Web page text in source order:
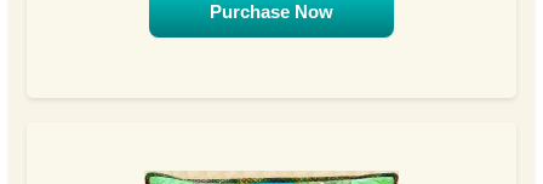
Purchase Now